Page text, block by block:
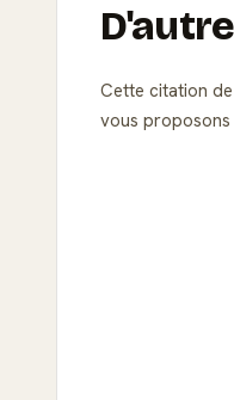
Cette citation
vous proposons